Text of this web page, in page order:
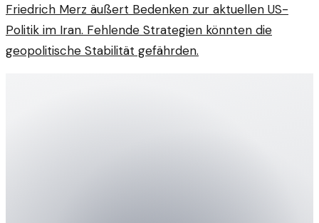
Friedrich Merz äußert Bedenken zur aktuellen US-
Politik im Iran. Fehlende Strategien könnten die
geopolitische Stabilität gefährden.